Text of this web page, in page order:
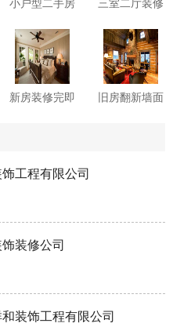
小户型二手房
手房收房注意
事项须知
三室二厅装修
防水施工细
节?这6点先看
一看
新房装修完即
旧房翻新墙面
水?具体步骤
如下!
些软装设计元
收房，收房注
有“猫腻”可考
工程有限公司
装修公司
装饰工程有限公司